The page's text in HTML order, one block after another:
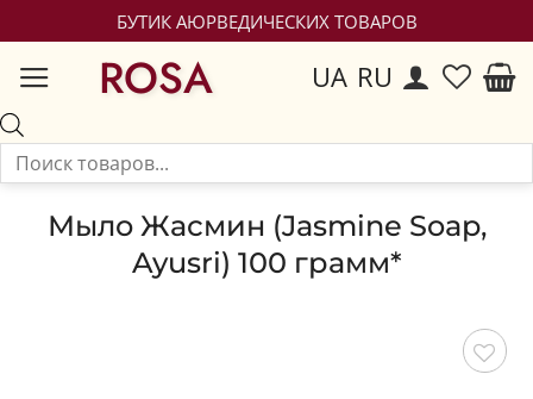
БУТИК АЮРВЕДИЧЕСКИХ ТОВАРОВ
ROSA UA RU
Мыло Жасмин (Jasmine Soap,
Ayusri) 100 грамм*